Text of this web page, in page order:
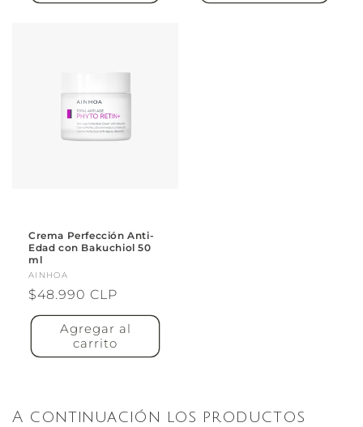
Crema Perfección Anti-
Edad con Bakuchiol 50
ml
Proveedor:
AINHOA
Precio
habitual
$48.990 CLP
Agregar al
carrito
A continuación los productos